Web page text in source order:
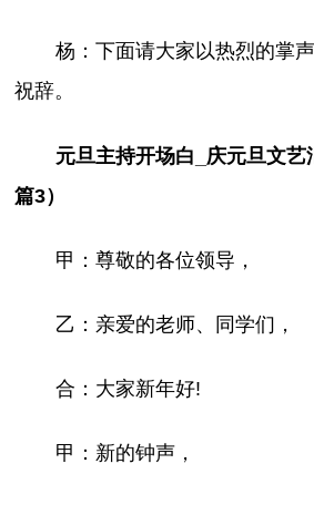
杨：下面请大家以热烈的掌
祝辞。
元旦主持开场白_庆元旦文艺
篇3）
甲：尊敬的各位领导，
乙：亲爱的老师、同学们，
合：大家新年好!
甲：新的钟声，